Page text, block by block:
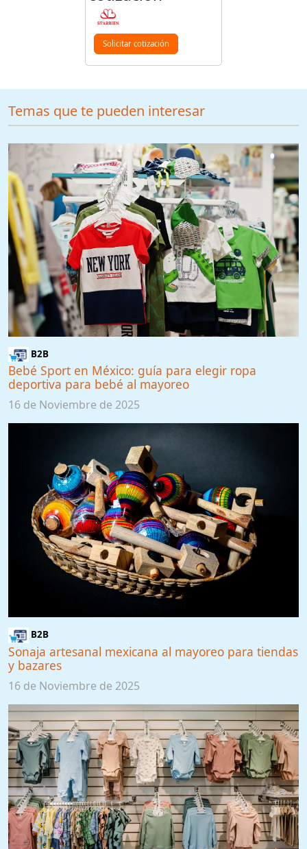
Solicitar cotización
Temas que te pueden interesar
B2B
Bebé Sport en México: guía para elegir ropa
deportiva para bebé al mayoreo
16 de Noviembre de 2025
B2B
Sonaja artesanal mexicana al mayoreo para tiendas
y bazares
16 de Noviembre de 2025